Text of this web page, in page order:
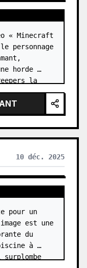
« Minecraft
personnage
horde
la
10 déc. 2025
pour un
est une
du
à